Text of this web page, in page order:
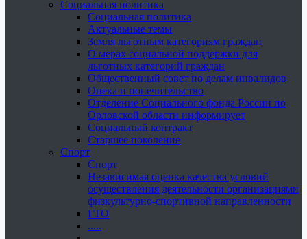
Социальная политика
Социальная политика
Актуальные темы
Земля льготным категориям граждан
О мерах социальной поддержки для
льготных категорий граждан
Общественный совет по делам инвалидов
Опека и попечительство
Отделение Социального фонда России по
Орловской области информирует
Социальный контракт
Старшее поколение
Спорт
Спорт
Независимая оценка качества условий
осуществления деятельности организациями
физкультурно-спортивной направленности
ГТО
.....